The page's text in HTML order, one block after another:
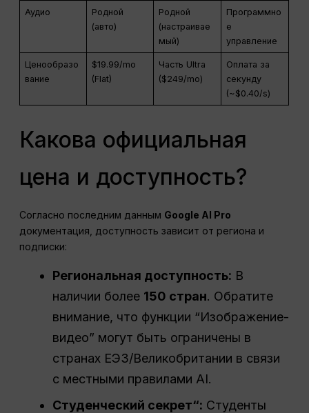
Аудио
Родной
(авто)
Родной
(настраивае
мый)
Программно
е
управление
Ценообразо
вание
$19.99/mo
(Flat)
Часть Ultra
($249/mo)
Оплата за
секунду
(~$0.40/s)
Какова официальная
цена и доступность?
Согласно последним данным Google AI Pro
документация, доступность зависит от региона и
подписки:
Региональная доступность: В
наличии более 150 стран. Обратите
внимание, что функции “Изображение-
видео” могут быть ограничены в
странах ЕЭЗ/Великобритании в связи
с местными правилами AI.
Студенческий секрет“: Студенты